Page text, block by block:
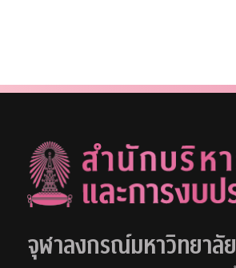
จุฬาลงกรณ์มหาวิทยาลัย